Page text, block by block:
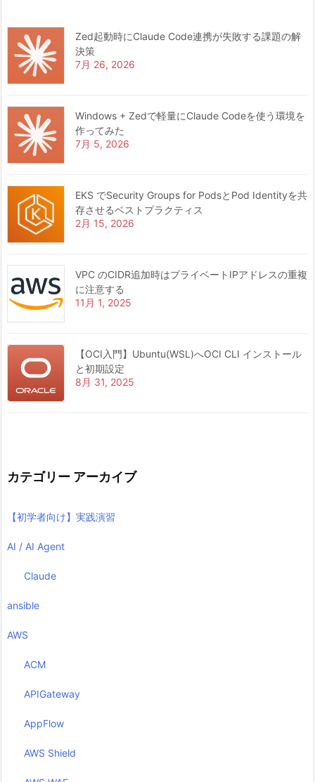
Zed起動時にClaude Code連携が失敗する課題の解
決策
7月 26, 2026
Windows + Zedで軽量にClaude Codeを使う環境を
作ってみた
7月 5, 2026
EKS でSecurity Groups for PodsとPod Identityを共
存させるベストプラクティス
2月 15, 2026
VPC のCIDR追加時はプライベートIPアドレスの重複
に注意する
11月 1, 2025
【OCI入門】Ubuntu(WSL)へOCI CLI インストール
と初期設定
8月 31, 2025
カテゴリー アーカイブ
【初学者向け】実践演習
AI / AI Agent
Claude
ansible
AWS
ACM
APIGateway
AppFlow
AWS Shield